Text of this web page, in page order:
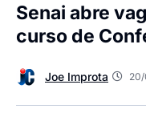
Senai abre
curso de
Joe Improta